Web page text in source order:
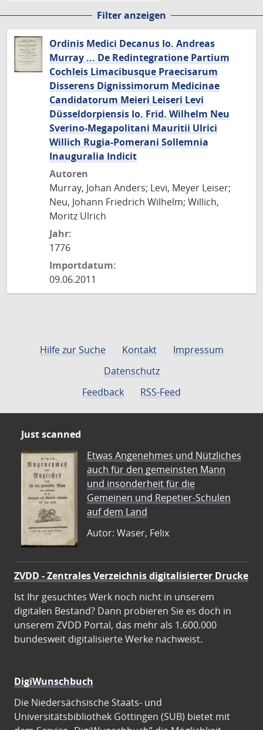
Filter anzeigen
Ordinis Medici Decanus Io. Andreas
Murray ... De Redintegratione Partium
Cochleis Limacibusque Praecisarum
Disserens Dignissimorum Medicinae
Candidatorum Meieri Leiseri Levi
Düsseldorpiensis Io. Frid. Wilhelm Neu
Sverino-Megapolitani Mauritii Ulrici
Willich Rugia-Pomerani Sollemnia
Inauguralia Indicit
Autoren
Murray, Johan Anders; Levi, Meyer Leiser;
Neu, Johann Friedrich Wilhelm; Willich,
Moritz Ulrich
Jahr:
1776
Importdatum:
09.06.2011
Hilfe zur Suche Kontakt
Impressum
Datenschutz
Feedback
RSS-Feed
Just scanned
Etwas Angenehmes und Nützliches
auch für den gemeinsten Mann
und insonderheit für die
Gemeinen und Repetier-Schulen
auf dem Land
Autor: Waser, Felix
ZVDD - Zentrales Verzeichnis digitalisierter Drucke
Ist Ihr gesuchtes Werk noch nicht in unserem
digitalen Bestand? Dann probieren Sie es doch in
unserem ZVDD Portal, das mehr als 1.600.000
bundesweit digitalisierte Werke nachweist.
DigiWunschbuch
Die Niedersächsische Staats- und
Universitätsbibliothek Göttingen (SUB) bietet mit